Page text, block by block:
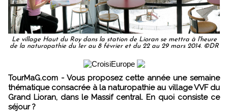
Le village Haut du Roy dans la station de Lioran se mettra à l'heure
de la naturopathie du 1er au 8 février et du 22 au 29 mars 2014. ©DR
TourMaG.com - Vous proposez cette année une semaine
thématique consacrée à la naturopathie au village VVF du
Grand Lioran, dans le Massif central. En quoi consiste ce
séjour ?